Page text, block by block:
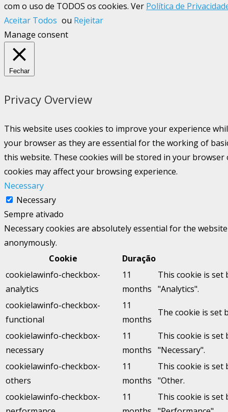
com o uso de TODOS os cookies. Ver Política de
Aceitar Todos ou Rejeitar
Manage consent
Fechar
Privacy Overview
This website uses cookies to improve your experience
your browser as they are essential for the working of
this website. These cookies will be stored in your
cookies may affect your browsing experience.
Necessary
Necessary
Sempre ativado
Necessary cookies are absolutely essential for the
anonymously.
Cookie
Duração
cookielawinfo-checkbox-
analytics
11
months
This cookie is set
"Analytics".
cookielawinfo-checkbox-
functional
11
months
The cookie is set
cookielawinfo-checkbox-
necessary
11
months
This cookie is set
"Necessary".
cookielawinfo-checkbox-
others
11
months
This cookie is set
"Other.
cookielawinfo-checkbox-
11
This cookie is set